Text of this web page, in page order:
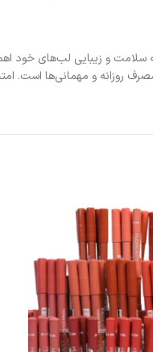
برای افرادی است که به سلامت
روزانه و مهمانی‌ها است.